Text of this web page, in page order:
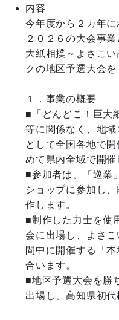
内容
今年度から２カ年
２０２６の大会事
大紙相撲～よさこ
クの地区予選大会を
１．事業の概要
■「どんどこ！巨大
等に関係なく、地
として全国各地で
めて県内全域で開催
■参加者は、「巡業
ショップに参加し
作します。
■制作した力士を使
会に出場し、よさ
間中に開催する「
合います。
■地区予選大会を勝
出場し、高知県初代